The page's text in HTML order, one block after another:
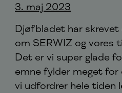
3. maj 2023
Djøfbladet har skrevet
om SERWIZ og vores
Det er vi super glade
emne fylder meget for
vi udfordrer hele tiden